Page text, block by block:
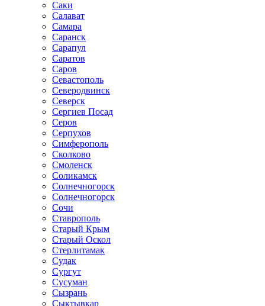
Саки
Салават
Самара
Саранск
Сарапул
Саратов
Саров
Севастополь
Северодвинск
Северск
Сергиев Посад
Серов
Серпухов
Симферополь
Сколково
Смоленск
Соликамск
Солнечногорск
Солнечногорск
Сочи
Ставрополь
Старый Крым
Старый Оскол
Стерлитамак
Судак
Сургут
Сусуман
Сызрань
Сыктывкар